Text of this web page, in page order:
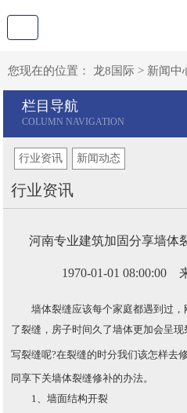
您现在的位置： 龙8国际 > 新闻中
栏目导航
行业资讯 新闻动态
行业资讯
河南专业建筑加固分享墙体
1970-01-01
墙体裂缝应该每个家庭都遇到过，
了裂缝，房子时间久了墙体更加会呈
写裂缝呢?在裂缝的时分我们该怎样去
同享下关墙体裂缝修补的办法。
1、墙面结构开裂